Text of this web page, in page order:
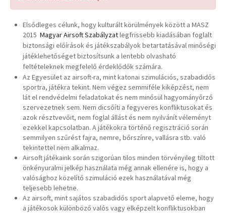
Játékszervezési alapelveink
Játékra jelentkezés
Saját Felelősségi Nyilatkozat (MINTA)
JÁTÉKSZERVEZŐKNEK
MASZ 2015+
Airsoft Akadémia
Airsoft Akadémia Program
Airsoft Tanterv
Airsoft óra: I.félév
Airsoft tréning: I.félév
Elsődleges célunk, hogy kulturált körülmények között a MASZ
2015 Magyar Airsoft Szabályzatlegfrissebb kiadásában foglalt
biztonsági előírások és játékszabályok betartatásával minőségi
játéklehetőséget biztosítsunk a lentebb olvasható
feltételeknek megfelelő érdeklődők számára.
Az Egyesület az airsoft-ra, mint katonai szimulációs, szabadidős
sportra, játékra tekint. Nem végez semmiféle kiképzést, nem
lát el rendvédelmi feladatokat és nem minősül hagyományőrző
szervezetnek sem. Nem dicsőíti a fegyveres konfliktusokat és
azok résztvevőit, nem foglal állást és nem nyilvánít véleményt
ezekkel kapcsolatban. A játékokra történő regisztráció során
semmilyen szűrést fajra, nemre, bőrszínre, vallásra stb. való
tekintettel nem alkalmaz.
Airsoft játékaink során szigorúan tilos minden törvényileg tiltott
önkényuralmi jelkép használata még annak ellenére is, hogy a
valósághoz közelítő szimuláció ezek használatával még
teljesebb lehetne.
Az airsoft, mint sajátos szabadidős sport alapvető eleme, hogy
a játékosok különböző valós vagy elképzelt konfliktusokban